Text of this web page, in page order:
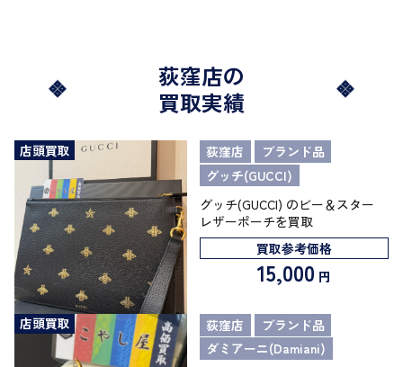
荻窪店の
買取実績
店頭買取 荻窪店
ブランド品
グッチ(GUCCI)
グッチ(GUCCI) のビー＆スター
レザーポーチを買取
買取参考価格
15,000 円
店頭買取 荻窪店
ブランド品
ダミアーニ(Damiani)